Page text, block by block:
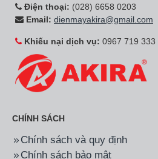
Điện thoại: (028) 6658 0203
Email: dienmayakira@gmail.com
Khiếu nại dịch vụ: 0967 719 333
CHÍNH SÁCH
Chính sách và quy định
Chính sách bảo mật